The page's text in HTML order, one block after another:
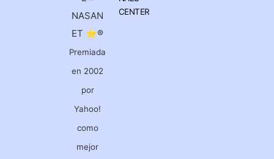
NASAN
ET ⭐®
Premiada
en 2002
por
Yahoo!
como
mejor
CENTER